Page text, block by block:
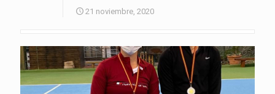
21 noviembre, 2020